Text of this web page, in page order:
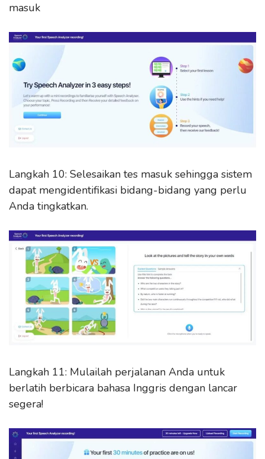
masuk
Langkah 10: Selesaikan tes masuk sehingga sistem
dapat mengidentifikasi bidang-bidang yang perlu
Anda tingkatkan.
Langkah 11: Mulailah perjalanan Anda untuk
berlatih berbicara bahasa Inggris dengan lancar
segera!